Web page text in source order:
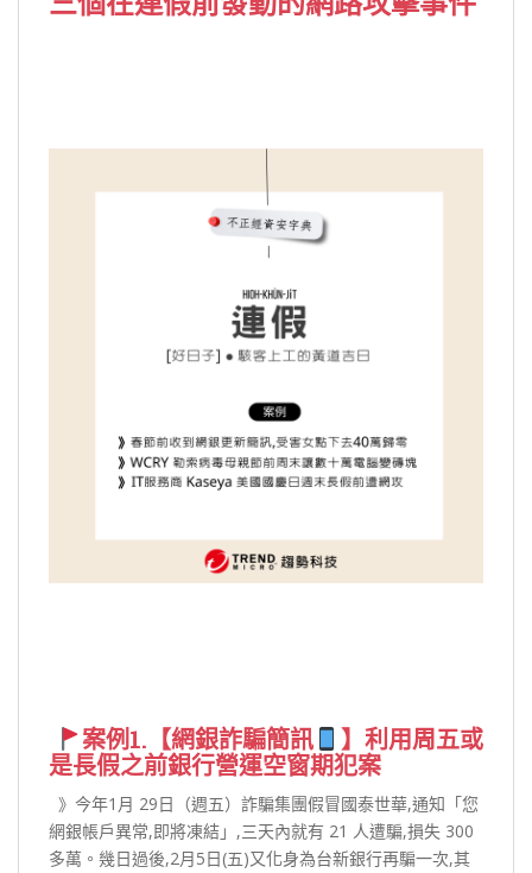
案例1.【網銀詐騙簡訊
】利用周五或
是長假之前銀行營運空窗期犯案
⁣ ⁣ 》今年1月 29日（週五）詐騙集團假冒國泰世華,通知「您
網銀帳戶異常,即將凍結」,三天內就有 21 人遭騙,損失 300
多萬。幾日過後,2月5日(五)又化身為台新銀行再騙一次,其